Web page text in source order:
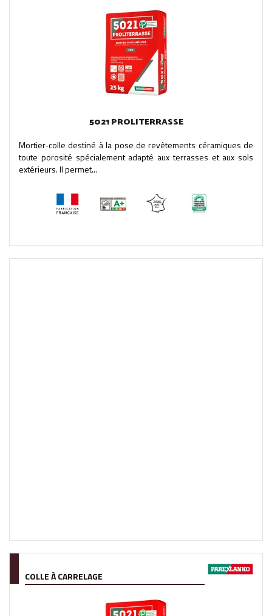
5021 PROLITERRASSE
Mortier-colle destiné à la pose de revêtements céramiques de
toute porosité spécialement adapté aux terrasses et aux sols
extérieurs. Il permet...
COLLE À CARRELAGE